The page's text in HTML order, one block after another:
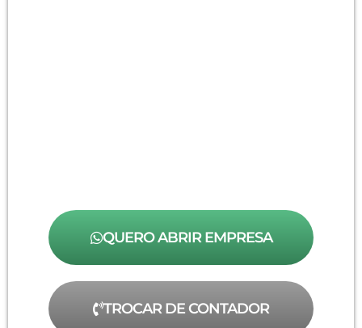
QUERO ABRIR EMPRESA
TROCAR DE CONTADOR